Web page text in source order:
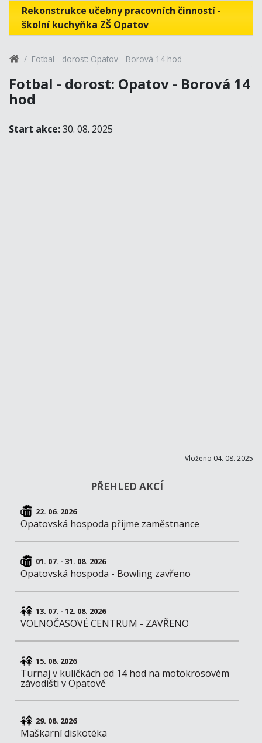
Rekonstrukce učebny pracovních činností -
školní kuchyňka ZŠ Opatov
Fotbal - dorost: Opatov - Borová 14 hod
Fotbal - dorost: Opatov - Borová 14
hod
Start akce:30. 08. 2025
Vloženo 04. 08. 2025
PŘEHLED AKCÍ
22. 06. 2026
Opatovská hospoda přijme zaměstnance
01. 07. - 31. 08. 2026
Opatovská hospoda - Bowling zavřeno
13. 07. - 12. 08. 2026
VOLNOČASOVÉ CENTRUM - ZAVŘENO
15. 08. 2026
Turnaj v kuličkách od 14 hod na motokrosovém
závodišti v Opatově
29. 08. 2026
Maškarní diskotéka